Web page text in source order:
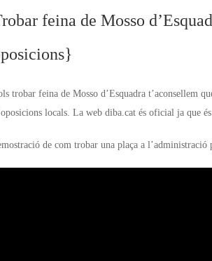
feina de Mosso
trobar feina de Mosso d’Esquadra t’aconsellem
locals. La web diba.cat és oficial ja que
de com trobar una plaça a l’administració